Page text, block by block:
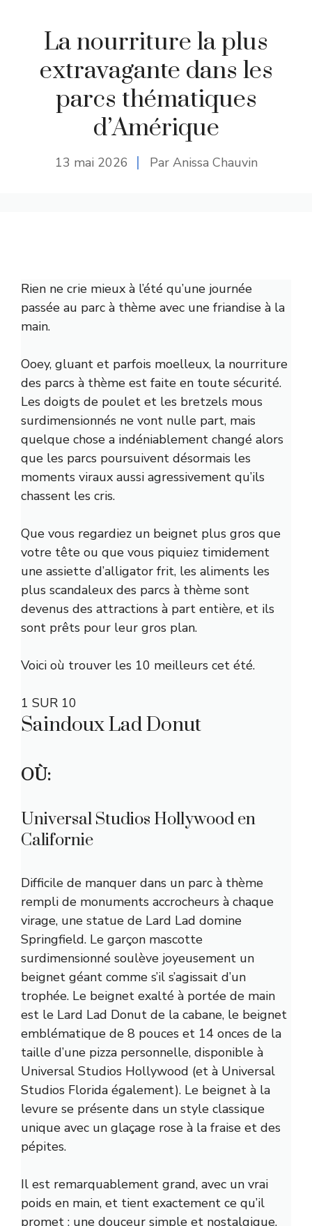
La nourriture la plus
extravagante dans les
parcs thématiques
d’Amérique
13 mai 2026 Par Anissa Chauvin
Rien ne crie mieux à l’été qu’une journée
passée au parc à thème avec une friandise à la
main.
Ooey, gluant et parfois moelleux, la nourriture
des parcs à thème est faite en toute sécurité.
Les doigts de poulet et les bretzels mous
surdimensionnés ne vont nulle part, mais
quelque chose a indéniablement changé alors
que les parcs poursuivent désormais les
moments viraux aussi agressivement qu’ils
chassent les cris.
Que vous regardiez un beignet plus gros que
votre tête ou que vous piquiez timidement
une assiette d’alligator frit, les aliments les
plus scandaleux des parcs à thème sont
devenus des attractions à part entière, et ils
sont prêts pour leur gros plan.
Voici où trouver les 10 meilleurs cet été.
1 SUR 10
Saindoux Lad Donut
OÙ:
Universal Studios Hollywood en
Californie
Difficile de manquer dans un parc à thème
rempli de monuments accrocheurs à chaque
virage, une statue de Lard Lad domine
Springfield. Le garçon mascotte
surdimensionné soulève joyeusement un
beignet géant comme s’il s’agissait d’un
trophée. Le beignet exalté à portée de main
est le Lard Lad Donut de la cabane, le beignet
emblématique de 8 pouces et 14 onces de la
taille d’une pizza personnelle, disponible à
Universal Studios Hollywood (et à Universal
Studios Florida également). Le beignet à la
levure se présente dans un style classique
unique avec un glaçage rose à la fraise et des
pépites.
Il est remarquablement grand, avec un vrai
poids en main, et tient exactement ce qu’il
promet : une douceur simple et nostalgique,